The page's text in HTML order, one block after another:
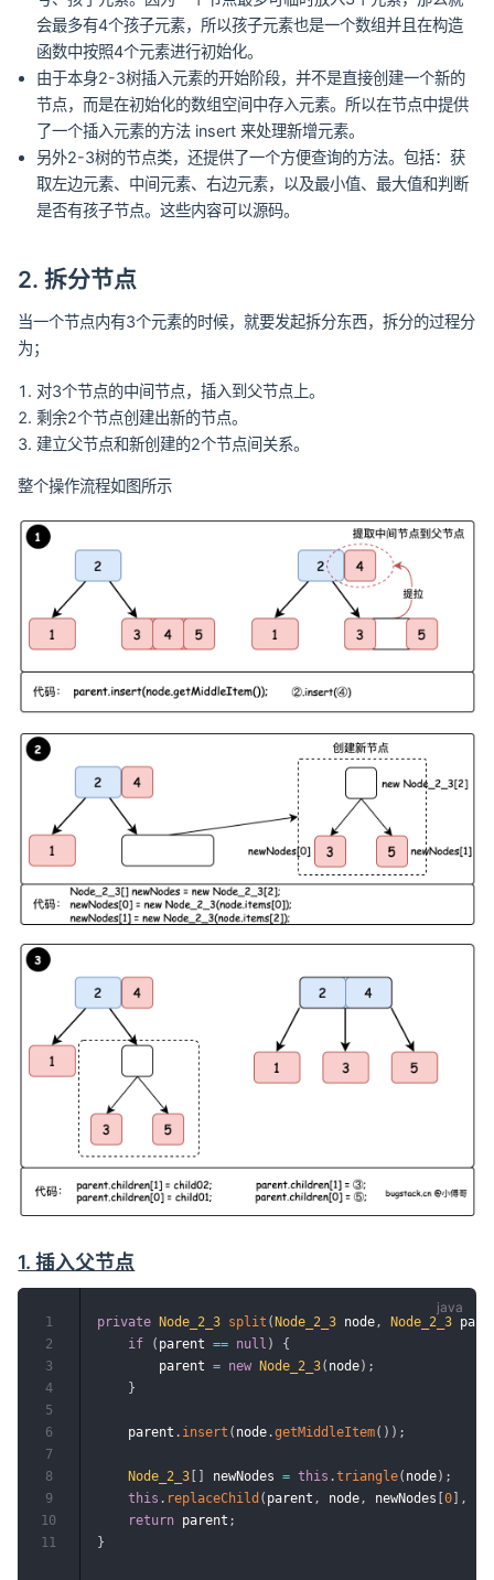
会最多有4个孩子元素，所以孩子元素也是一个数组并且在构造
函数中按照4个元素进行初始化。
由于本身2-3树插入元素的开始阶段，并不是直接创建一个新的
节点，而是在初始化的数组空间中存入元素。所以在节点中提供
了一个插入元素的方法 insert 来处理新增元素。
另外2-3树的节点类，还提供了一个方便查询的方法。包括：获
取左边元素、中间元素、右边元素，以及最小值、最大值和判断
是否有孩子节点。这些内容可以源码。
2. 拆分节点
当一个节点内有3个元素的时候，就要发起拆分东西，拆分的过程分
为；
对3个节点的中间节点，插入到父节点上。
剩余2个节点创建出新的节点。
建立父节点和新创建的2个节点间关系。
整个操作流程如图所示
1. 插入父节点
private Node_2_3 split ( Node_2_3 node, Node_2_3
if
( parent == null )
{
        parent
= new Node_2_3( node) ;
}
    parent
. insert ( node .getMiddleItem( ) ) ;
Node_2_3 newNodes = this .triangle( node) ;
this . replaceChild ( parent , node, newNodes 0 ,
return parent ;
}
1
2
3
4
5
6
7
8
9
10
11